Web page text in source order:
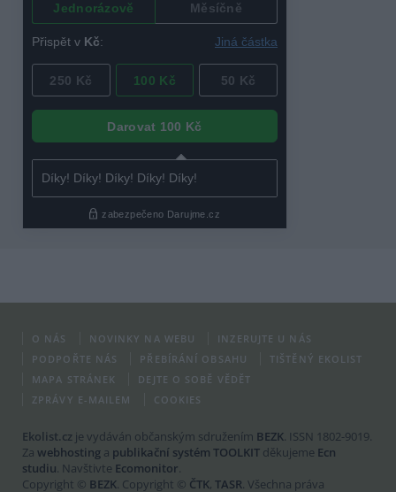
O NÁS NOVINKY NA WEBU
INZERUJTE U NÁS
PODPOŘTE NÁS
PŘEBÍRÁNÍ OBSAHU
TIŠTĚNÝ EKOLIST
MAPA STRÁNEK
DEJTE O SOBĚ VĚDĚT
ZPRÁVY E-MAILEM
COOKIES
Ekolist.cz je vydáván občanským sdružením BEZK. ISSN 1802-9019.
Za webhosting a publikační systém TOOLKIT děkujeme Ecn
studiu. Navštivte Ecomonitor.
Copyright © BEZK. Copyright © ČTK, TASR. Všechna práva